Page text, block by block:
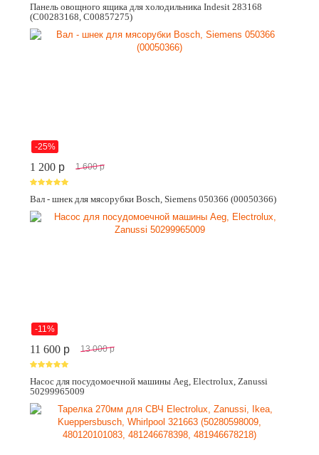
Панель овощного ящика для холодильника Indesit 283168
(C00283168, C00857275)
-25%
1 200 p 1 600 p
Вал - шнек для мясорубки Bosch, Siemens 050366 (00050366)
-11%
11 600 p 13 000 p
Насос для посудомоечной машины Aeg, Electrolux, Zanussi
50299965009